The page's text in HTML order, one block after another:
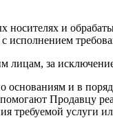
и
исполнением
лицам, за
и в
Продавцу
требуемой услуги